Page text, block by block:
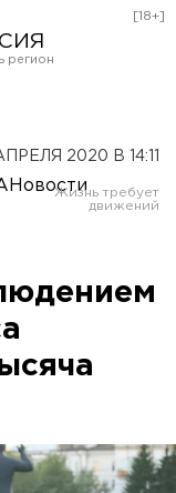
[18+]
2020 В 14:11